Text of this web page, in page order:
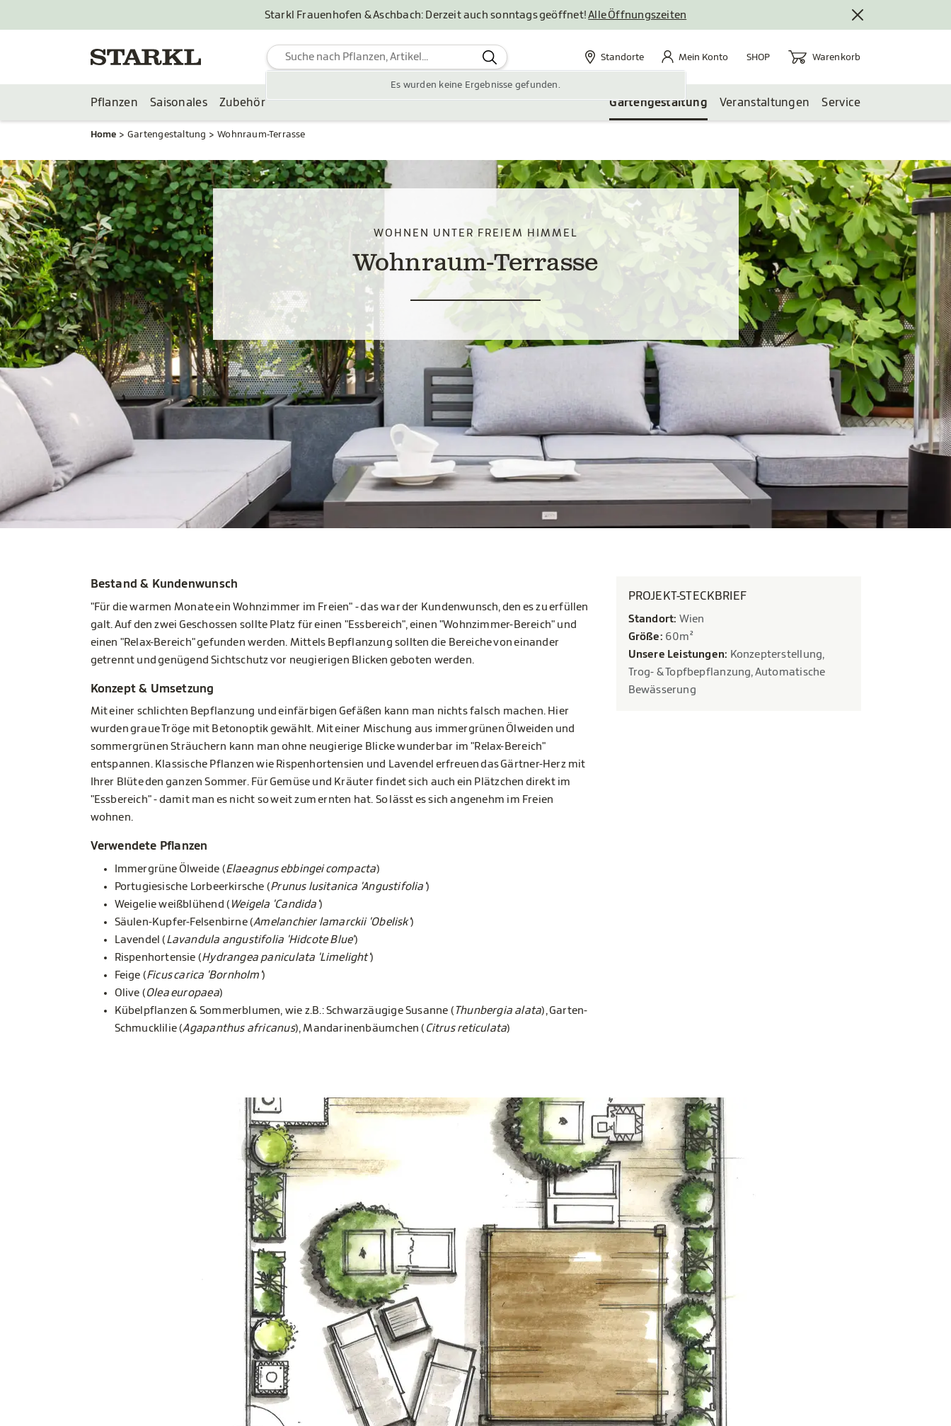
Starkl Frauenhofen & Aschbach: Derzeit auch sonntags geöffnet!Alle Öffnungszeiten
Es wurden keine Ergebnisse gefunden.
Standorte
Standorte Mein Konto
Mein Konto SHOP Warenkorb
Warenkorb
Pflanzen Saisonales Zubehör Gartengestaltung Veranstaltungen Service
Home Gartengestaltung Wohnraum-Terrasse
WOHNEN UNTER FREIEM HIMMEL
Wohnraum-Terrasse
PROJEKT-STECKBRIEF
Standort: Wien
Größe: 60m²
Unsere Leistungen: Konzepterstellung,
Trog- & Topfbepflanzung, Automatische
Bewässerung
Bestand & Kundenwunsch
"Für die warmen Monate ein Wohnzimmer im Freien" - das war der Kundenwunsch, den es zu erfüllen
galt. Auf den zwei Geschossen sollte Platz für einen "Essbereich", einen "Wohnzimmer-Bereich" und
einen "Relax-Bereich" gefunden werden. Mittels Bepflanzung sollten die Bereiche von einander
getrennt und genügend Sichtschutz vor neugierigen Blicken geboten werden.
Konzept & Umsetzung
Mit einer schlichten Bepflanzung und einfärbigen Gefäßen kann man nichts falsch machen. Hier
wurden graue Tröge mit Betonoptik gewählt. Mit einer Mischung aus immergrünen Ölweiden und
sommergrünen Sträuchern kann man ohne neugierige Blicke wunderbar im "Relax-Bereich"
entspannen. Klassische Pflanzen wie Rispenhortensien und Lavendel erfreuen das Gärtner-Herz mit
Ihrer Blüte den ganzen Sommer. Für Gemüse und Kräuter findet sich auch ein Plätzchen direkt im
"Essbereich" - damit man es nicht so weit zum ernten hat. So lässt es sich angenehm im Freien
wohnen.
Verwendete Pflanzen
Immergrüne Ölweide (Elaeagnus ebbingei compacta)
Portugiesische Lorbeerkirsche (Prunus lusitanica 'Angustifolia' )
Weigelie weißblühend ( Weigela 'Candida' )
Säulen-Kupfer-Felsenbirne (Amelanchier lamarckii 'Obelisk')
Lavendel (Lavandula angustifolia 'Hidcote Blue')
Rispenhortensie (Hydrangea paniculata 'Limelight')
Feige (Ficus carica 'Bornholm' )
Olive (Olea europaea)
Kübelpflanzen & Sommerblumen, wie z.B.: Schwarzäugige Susanne ( Thunbergia alata), Garten-
Schmucklilie (Agapanthus africanus), Mandarinenbäumchen ( Citrus reticulata)